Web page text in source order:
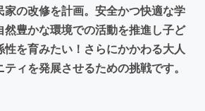
家の改修を計画。安全かつ快適な学
豊かな環境での活動を推進し子ど
性を育みたい！さらにかかわる大人
ィを発展させるための挑戦です。